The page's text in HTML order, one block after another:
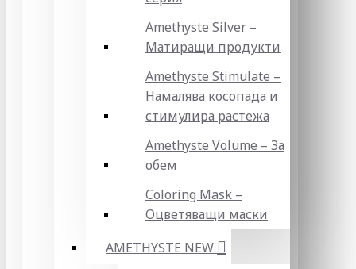
Amethyste Silver –
Матиращи продукти
Amethyste Stimulate –
Намалява косопада и
стимулира растежа
Amethyste Volume – За
обем
Coloring Mask –
Оцветяващи маски
AMETHYSTE NEW